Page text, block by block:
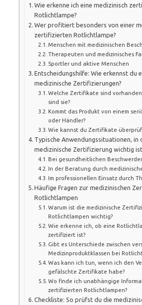
Wie erkenne ich eine medizinisch
Rotlichtlampe?
Wer profitiert besonders von einer
zertifizierten Rotlichtlampe?
Menschen mit medizinischen
Therapeuten und medizinisches
Sportler und aktive Menschen
Entscheidungshilfe: Wie erkennst du
medizinische Zertifizierungen?
Welche Zertifikate sind
sind sie?
Kommt das Produkt von einem
oder Händler?
Wie kannst du Zertifikate
Typische Anwendungssituationen, in
medizinische Zertifizierung wichtig ist
Bei gesundheitlichen
In der Beratung durch
Im professionellen Einsatz durch
Häufige Fragen zur medizinischen
Rotlichtlampen
Warum ist die medizinische
Rotlichtlampen wichtig?
Wie erkenne ich, ob eine
zertifiziert ist?
Gibt es Unterschiede zwischen
Medizinproduktklassen bei
Was kann ich tun, wenn ich den
gefälschte Zertifikate habe?
Wo finde ich unabhängige
zertifizierten Rotlichtlampen?
Checkliste: So prüfst du die